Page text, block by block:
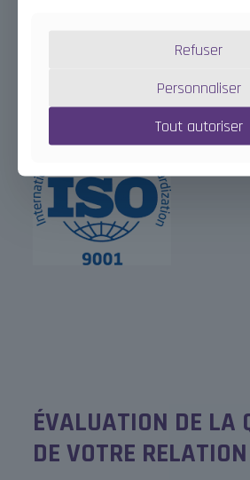
leurs démarches
ÉVALUATION DE LA
DE VOTRE
Refuser
Personnaliser
Tout autoriser